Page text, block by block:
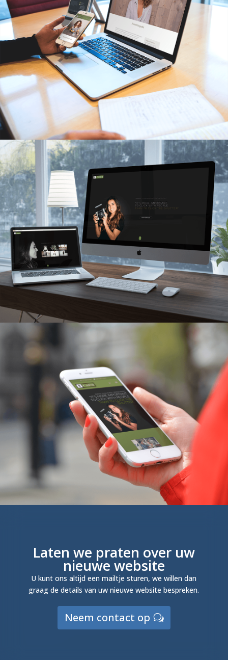
Laten we praten over uw
nieuwe website
U kunt ons altijd een mailtje sturen, we willen dan
graag de details van uw nieuwe website bespreken.
Neem contact op